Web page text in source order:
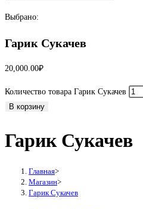
Выбрано:
Гарик Сукачев
20,000.00₽
Количество товара Гарик Сукачев
В корзину
Гарик Сукачев
Главная>
Магазин>
Гарик Сукачев